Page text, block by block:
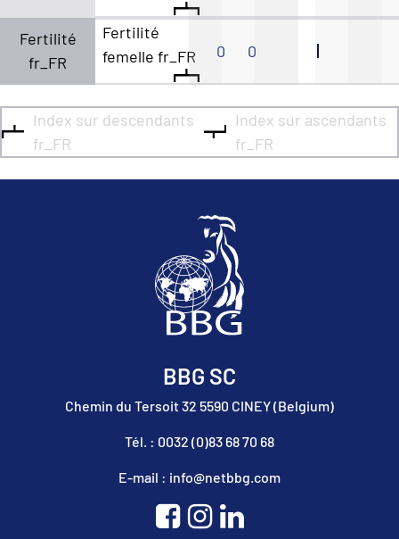
Fertilité
fr_FR
Fertilité
femelle fr_FR
0 0
Index sur descendants
fr_FR
Index sur ascendants
fr_FR
BBG SC
Chemin du Tersoit 32 5590 CINEY (Belgium)
Tél. : 0032 (0)83 68 70 68
E-mail : info@netbbg.com